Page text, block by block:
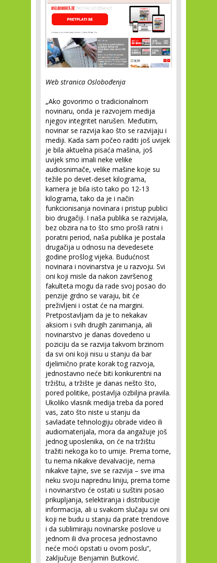
Web stranica Oslobođenja
„Ako govorimo o tradicionalnom
novinaru, onda je razvojem medija
njegov integritet narušen. Međutim,
novinar se razvija kao što se razvijaju i
mediji. Kada sam počeo raditi još uvijek
je bila aktuelna pisaća mašina, još
uvijek smo imali neke velike
audiosnimače, velike mašine koje su
težile po devet-deset kilograma,
kamera je bila isto tako po 12-13
kilograma, tako da je i način
funkcionisanja novinara i pristup publici
bio drugačiji. I naša publika se razvijala,
bez obzira na to što smo prošli ratni i
poratni period, naša publika je postala
drugačija u odnosu na devedesete
godine prošlog vijeka. Budućnost
novinara i novinarstva je u razvoju. Svi
oni koji misle da nakon završenog
fakulteta mogu da rade svoj posao do
penzije grdno se varaju, bit će
preživljeni i ostat će na margini.
Pretpostavljam da je to nekakav
aksiom i svih drugih zanimanja, ali
novinarstvo je danas dovedeno u
poziciju da se razvija takvom brzinom
da svi oni koji nisu u stanju da bar
djelimično prate korak tog razvoja,
jednostavno neće biti konkurentni na
tržištu, a tržište je danas nešto što,
pored politike, postavlja ozbiljna pravila.
Ukoliko vlasnik medija treba da pored
vas, zato što niste u stanju da
savladate tehnologiju obrade video ili
audiomaterijala, mora da angažuje još
jednog uposlenika, on će na tržištu
tražiti nekoga ko to umije. Prema tome,
tu nema nikakve devalvacije, nema
nikakve tajne, sve se razvija – sve ima
neku svoju naprednu liniju, prema tome
i novinarstvo će ostati u suštini posao
prikupljanja, selektiranja i distribucije
informacija, ali u svakom slučaju svi oni
koji ne budu u stanju da prate trendove
i da sublimiraju novinarske poslove u
jednom ili dva procesa jednostavno
neće moći opstati u ovom poslu“,
zaključuje Benjamin Butković.